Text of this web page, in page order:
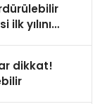
ilk yılını
dikkat!